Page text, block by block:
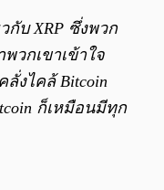
กับ XRP ซึ่งพวก
วกเขาเข้าใจ
งไคล้ Bitcoin
ก็เหมือนมีทุก